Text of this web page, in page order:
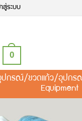
สู่ระบบ
0
ปกรณ์/ขวดแก้ว/อุปกร
Equipment